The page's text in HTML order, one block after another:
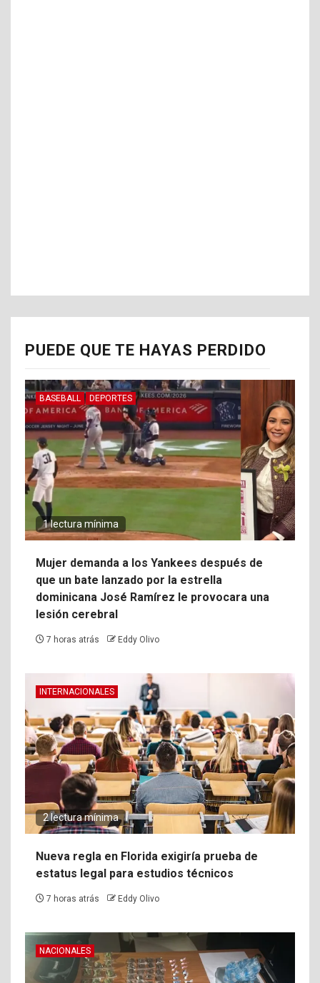
PUEDE QUE TE HAYAS PERDIDO
BASEBALL DEPORTES
1 lectura mínima
Mujer demanda a los Yankees después de
que un bate lanzado por la estrella
dominicana José Ramírez le provocara una
lesión cerebral
7 horas atrás Eddy Olivo
INTERNACIONALES
2 lectura mínima
Nueva regla en Florida exigiría prueba de
estatus legal para estudios técnicos
7 horas atrás Eddy Olivo
NACIONALES